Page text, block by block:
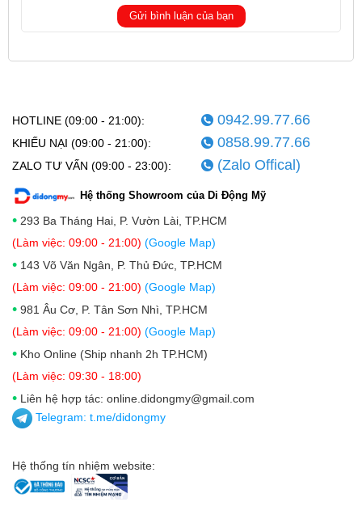
Gửi bình luận của bạn
HOTLINE (09:00 - 21:00): 0942.99.77.66
KHIẾU NẠI (09:00 - 21:00): 0858.99.77.66
ZALO TƯ VẤN (09:00 - 23:00): (Zalo Offical)
Hệ thống Showroom của Di Động Mỹ
• 293 Ba Tháng Hai, P. Vườn Lài, TP.HCM
(Làm việc: 09:00 - 21:00) (Google Map)
• 143 Võ Văn Ngân, P. Thủ Đức, TP.HCM
(Làm việc: 09:00 - 21:00) (Google Map)
• 981 Âu Cơ, P. Tân Sơn Nhì, TP.HCM
(Làm việc: 09:00 - 21:00) (Google Map)
• Kho Online (Ship nhanh 2h TP.HCM)
(Làm việc: 09:30 - 18:00)
• Liên hệ hợp tác: online.didongmy@gmail.com
Telegram: t.me/didongmy
Hệ thống tín nhiệm website: